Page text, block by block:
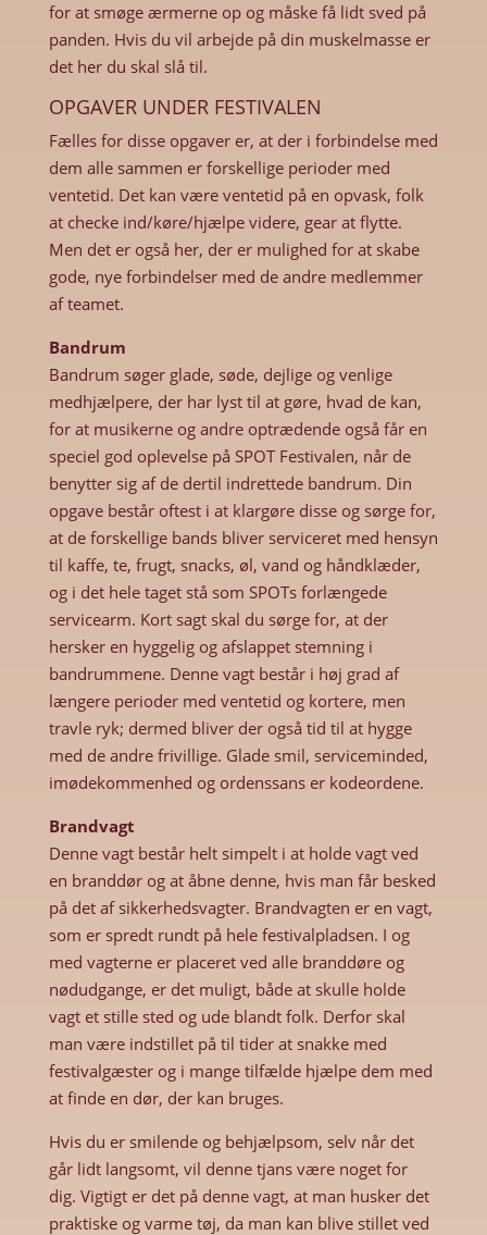
for at smøge ærmerne op og måske få lidt sved på
panden. Hvis du vil arbejde på din muskelmasse er
det her du skal slå til.
OPGAVER UNDER FESTIVALEN
Fælles for disse opgaver er, at der i forbindelse med
dem alle sammen er forskellige perioder med
ventetid. Det kan være ventetid på en opvask, folk
at checke ind/køre/hjælpe videre, gear at flytte.
Men det er også her, der er mulighed for at skabe
gode, nye forbindelser med de andre medlemmer
af teamet.
Bandrum
Bandrum søger glade, søde, dejlige og venlige
medhjælpere, der har lyst til at gøre, hvad de kan,
for at musikerne og andre optrædende også får en
speciel god oplevelse på SPOT Festivalen, når de
benytter sig af de dertil indrettede bandrum. Din
opgave består oftest i at klargøre disse og sørge for,
at de forskellige bands bliver serviceret med hensyn
til kaffe, te, frugt, snacks, øl, vand og håndklæder,
og i det hele taget stå som SPOTs forlængede
servicearm. Kort sagt skal du sørge for, at der
hersker en hyggelig og afslappet stemning i
bandrummene. Denne vagt består i høj grad af
længere perioder med ventetid og kortere, men
travle ryk; dermed bliver der også tid til at hygge
med de andre frivillige. Glade smil, serviceminded,
imødekommenhed og ordenssans er kodeordene.
Brandvagt
Denne vagt består helt simpelt i at holde vagt ved
en branddør og at åbne denne, hvis man får besked
på det af sikkerhedsvagter. Brandvagten er en vagt,
som er spredt rundt på hele festivalpladsen. I og
med vagterne er placeret ved alle branddøre og
nødudgange, er det muligt, både at skulle holde
vagt et stille sted og ude blandt folk. Derfor skal
man være indstillet på til tider at snakke med
festivalgæster og i mange tilfælde hjælpe dem med
at finde en dør, der kan bruges.
Hvis du er smilende og behjælpsom, selv når det
går lidt langsomt, vil denne tjans være noget for
dig. Vigtigt er det på denne vagt, at man husker det
praktiske og varme tøj, da man kan blive stillet ved